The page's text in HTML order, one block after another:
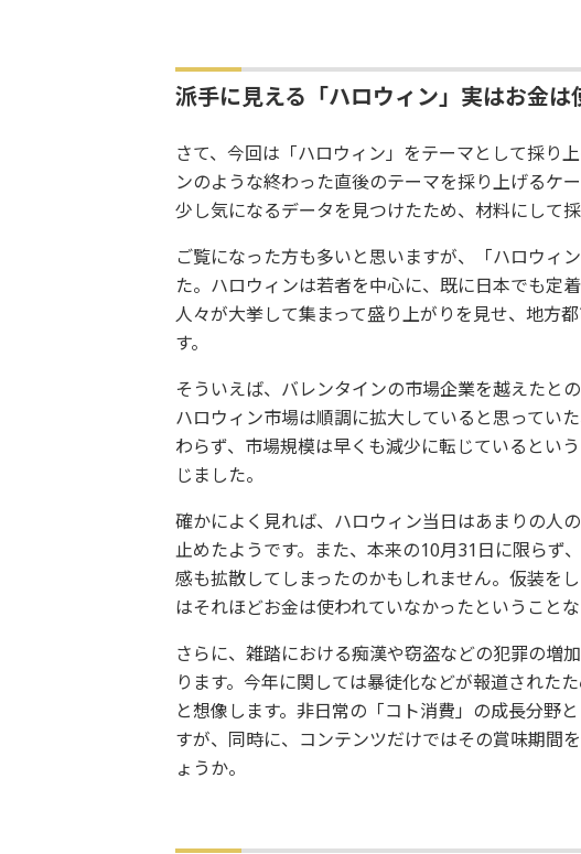
派手に見える「ハロウィン」実はお金は
さて、今回は「ハロウィン」をテーマとして採り
ンのような終わった直後のテーマを採り上げるケ
少し気になるデータを見つけたため、材料にして採
ご覧になった方も多いと思いますが、「ハロウィ
た。ハロウィンは若者を中心に、既に日本でも定
人々が大挙して集まって盛り上がりを見せ、地方
す。
そういえば、バレンタインの市場企業を越えたと
ハロウィン市場は順調に拡大していると思ってい
わらず、市場規模は早くも減少に転じているとい
じました。
確かによく見れば、ハロウィン当日はあまりの人
止めたようです。また、本来の10月31日に限らず
感も拡散してしまったのかもしれません。仮装を
はそれほどお金は使われていなかったということな
さらに、雑踏における痴漢や窃盗などの犯罪の増
ります。今年に関しては暴徒化などが報道された
と想像します。非日常の「コト消費」の成長分野
すが、同時に、コンテンツだけではその賞味期間
ょうか。